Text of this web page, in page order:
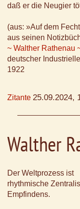
daß er die Neugier
(aus: »Auf dem
aus seinen
~ Walther Rathenau
deutscher
1922
Zitante 25.09.2024,
Walther
Der Weltprozess ist
rhythmische
Empfindens.